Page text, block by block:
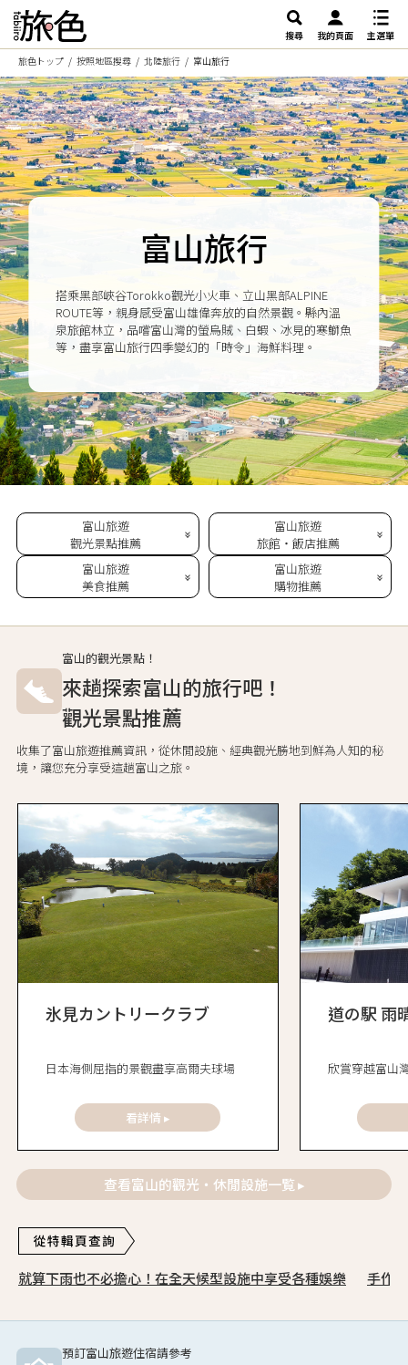
搜尋 我的頁面
主選單
旅色トップ
按照地區搜尋 北陸旅行 富山旅行
富山旅行
搭乘黑部峽谷Torokko觀光小火車、立山黑部ALPINE
ROUTE等，親身感受富山雄偉奔放的自然景觀。縣內溫
泉旅館林立，品嚐富山灣的螢烏賊、白蝦、冰見的寒鰤魚
等，盡享富山旅行四季變幻的「時令」海鮮料理。
富山旅遊
觀光景點推薦
富山旅遊
旅館・飯店推薦
富山旅遊
美食推薦
富山旅遊
購物推薦
富山的觀光景點！
來趟探索富山的旅行吧！
觀光景點推薦
收集了富山旅遊推薦資訊，從休閒設施、經典觀光勝地到鮮為人知的秘
境，讓您充分享受這趟富山之旅。
氷見カントリークラブ
日本海側屈指的景觀盡享高爾夫球場
看詳情 ▸
道の駅 雨
欣賞穿越富山
查看富山的觀光・休閒設施一覧 ▸
就算下雨也不必擔心！在全天候型設施中享受各種娛樂 手作
預訂富山旅遊住宿請參考